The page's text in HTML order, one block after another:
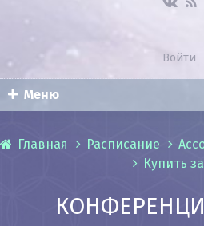
Войти
Меню
Главная Расписание
Купить